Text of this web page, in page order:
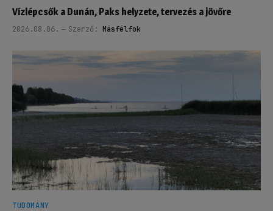
Vízlépcsők a Dunán, Paks helyzete, tervezés a jövőre
2026.08.06. Szerző: Másfélfok
TUDOMÁNY